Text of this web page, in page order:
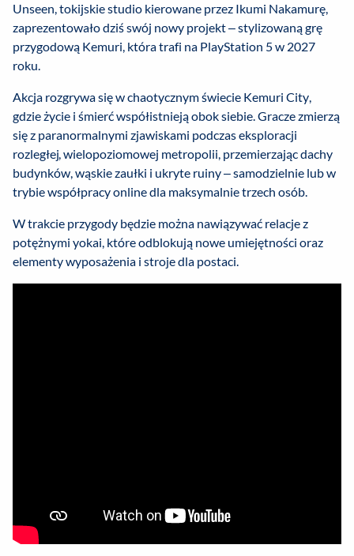
Unseen, tokijskie studio kierowane przez Ikumi Nakamurę,
zaprezentowało dziś swój nowy projekt – stylizowaną grę
przygodową Kemuri, która trafi na PlayStation 5 w 2027
roku.
Akcja rozgrywa się w chaotycznym świecie Kemuri City,
gdzie życie i śmierć współistnieją obok siebie. Gracze zmierzą
się z paranormalnymi zjawiskami podczas eksploracji
rozległej, wielopoziomowej metropolii, przemierzając dachy
budynków, wąskie zaułki i ukryte ruiny – samodzielnie lub w
trybie współpracy online dla maksymalnie trzech osób.
W trakcie przygody będzie można nawiązywać relacje z
potężnymi yokai, które odblokują nowe umiejętności oraz
elementy wyposażenia i stroje dla postaci.